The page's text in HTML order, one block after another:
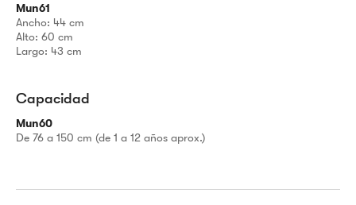
Mun61
Ancho: 44 cm
Alto: 60 cm
Largo: 43 cm
Capacidad
Mun60
De 76 a 150 cm (de 1 a 12 años aprox.)